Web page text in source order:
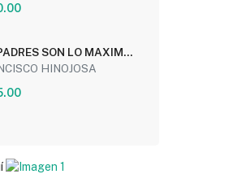
SON LO MAXIMO
AZUL) (INCLUYE...
HINOJOSA